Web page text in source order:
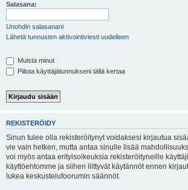
Salasana:
Unohdin salasanani
Lähetä tunnusten aktivointiviesti uudelleen
Muista minut
Piilota käyttäjätunnukseni tällä kertaa
REKISTERÖIDY
Sinun tulee olla rekisteröitynyt voidaksesi kirjautua
vie vain hetken, mutta antaa sinulle lisää
voi myös antaa erityisoikeuksia rekisteröityneille
käyttöehtomme ja siihen liittyvät käytännöt ennen
lukea keskustelufoorumin säännöt.